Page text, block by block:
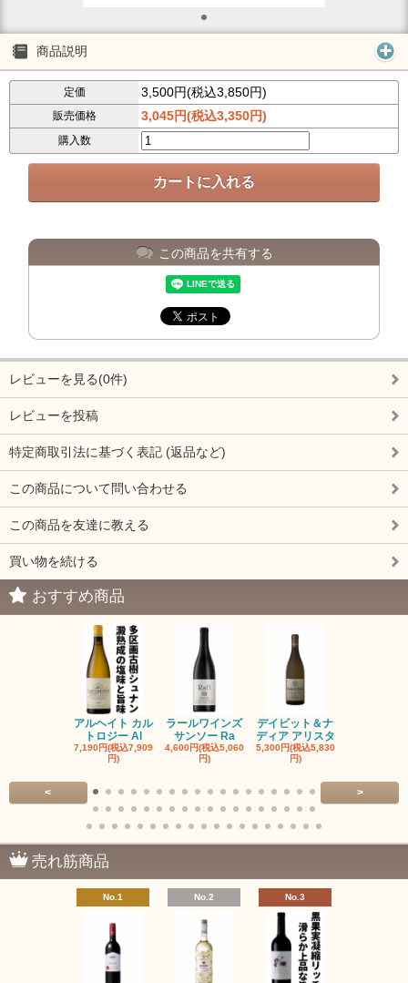
商品説明
定価 3,500円(税込3,850円)
販売価格 3,045円(税込3,350円)
購入数
この商品を共有する
レビューを見る(0件)
レビューを投稿
特定商取引法に基づく表記 (返品など)
この商品について問い合わせる
この商品を友達に教える
買い物を続ける
おすすめ商品
アルヘイト カル
トロジー Al
7,190円(税込7,909
円)
ラールワインズ
サンソー Ra
4,600円(税込5,060
円)
デイビット＆ナ
ディア アリスタ
5,300円(税込5,830
円)
< >
売れ筋商品
No.1 No.2 No.3